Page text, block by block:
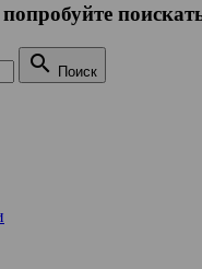
 Поиск